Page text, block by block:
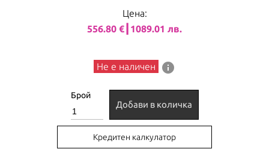
Цена:
556.80 €┃1089.01 лв.
Не е наличен info
Брой
Добави в количка
Кредитен калкулатор